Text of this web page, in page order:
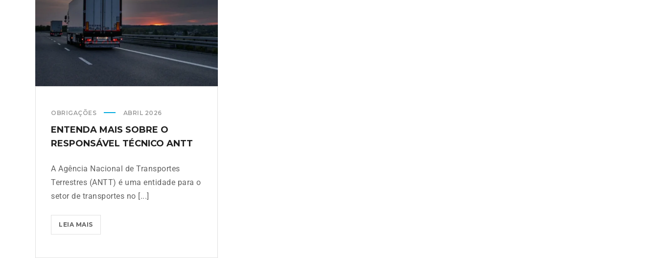
OBRIGAÇÕES ABRIL 2026
ENTENDA MAIS SOBRE O
RESPONSÁVEL TÉCNICO ANTT
A Agência Nacional de Transportes
Terrestres (ANTT) é uma entidade para o
setor de transportes no [...]
LEIA MAIS